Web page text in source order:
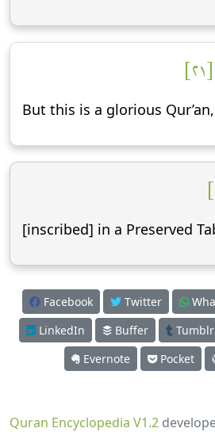
But this is a glorious Qur’an,
[inscribed] in a Preserved
Facebook Twitter
LinkedIn
Buffer Tumblr
Evernote
Pocket
Quran Encyclopedia V1.2